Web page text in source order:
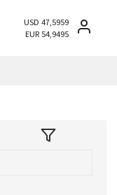
USD 47,5959
EUR 54,9495